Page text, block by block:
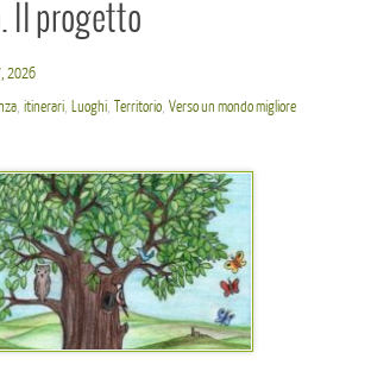
Il progetto
2026
,itinerari,Luoghi,Territorio,Verso un mondo migliore